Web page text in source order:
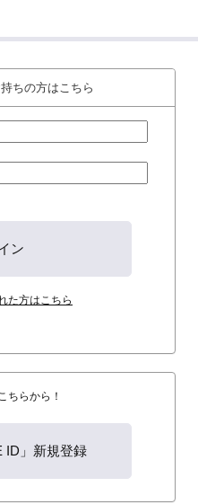
ちの方はこちら
た方はこちら
ちらから！